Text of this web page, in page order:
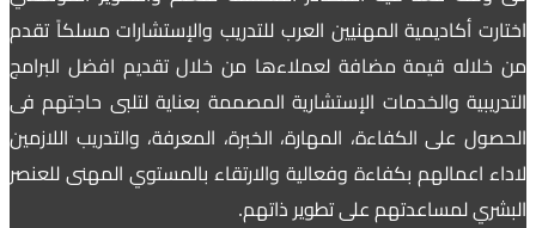
اختارت أكاديمية المهنيين العرب للتدريب والإستشارات مسلكاً تقدم
من خلاله قيمة مضافة لعملاءها من خلال تقديم افضل البرامج
التدريبية والخدمات الإستشارية المصممة بعناية لتلبى حاجتهم فى
الحصول على الكفاءة، المهارة، الخبرة، المعرفة، والتدريب اللازمين
لاداء اعمالهم بكفاءة وفعالية والارتقاء بالمستوي المهنى للعنصر
البشري لمساعدتهم على تطوير ذاتهم.